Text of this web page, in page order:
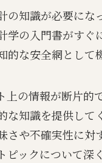
の知識が必要にな
学の入門書がすぐ
的な安全網として
上の情報が断片的
な知識を提供して
さや不確実性に対
ピックについて深